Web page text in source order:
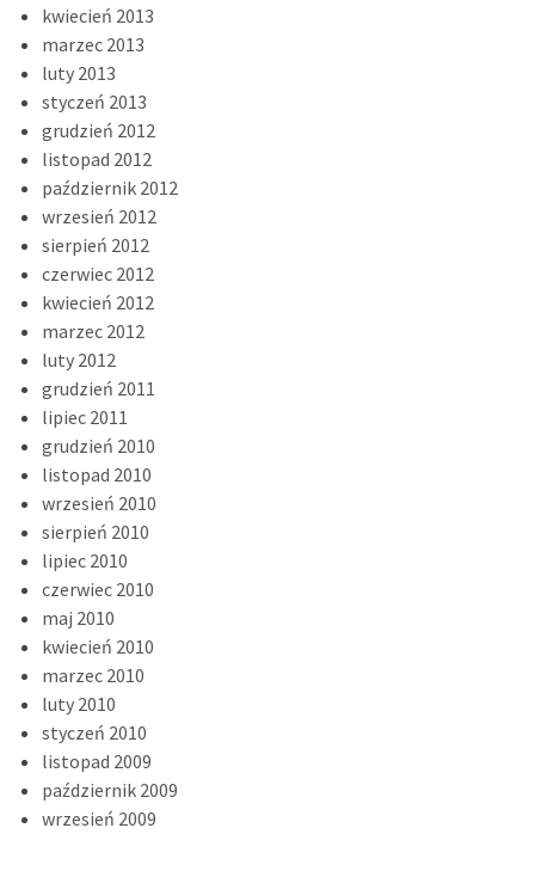
kwiecień 2013
marzec 2013
luty 2013
styczeń 2013
grudzień 2012
listopad 2012
październik 2012
wrzesień 2012
sierpień 2012
czerwiec 2012
kwiecień 2012
marzec 2012
luty 2012
grudzień 2011
lipiec 2011
grudzień 2010
listopad 2010
wrzesień 2010
sierpień 2010
lipiec 2010
czerwiec 2010
maj 2010
kwiecień 2010
marzec 2010
luty 2010
styczeń 2010
listopad 2009
październik 2009
wrzesień 2009